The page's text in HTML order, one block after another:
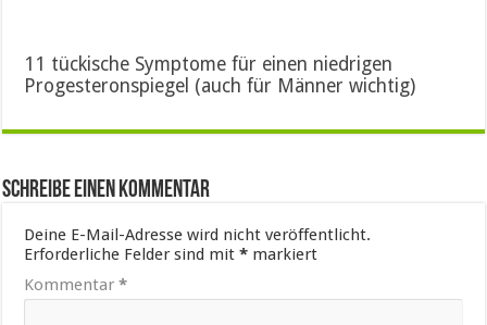
11 tückische Symptome für einen niedrigen
Progesteronspiegel (auch für Männer wichtig)
Schreibe einen Kommentar
Deine E-Mail-Adresse wird nicht veröffentlicht.
Erforderliche Felder sind mit* markiert
Kommentar*